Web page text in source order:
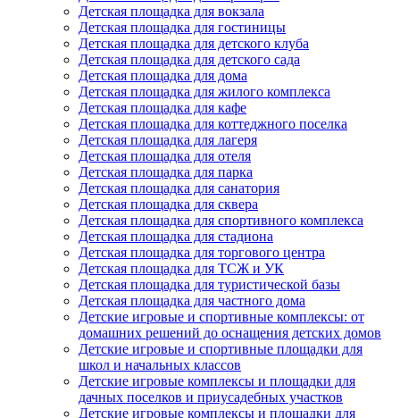
Детская площадка для вокзала
Детская площадка для гостиницы
Детская площадка для детского клуба
Детская площадка для детского сада
Детская площадка для дома
Детская площадка для жилого комплекса
Детская площадка для кафе
Детская площадка для коттеджного поселка
Детская площадка для лагеря
Детская площадка для отеля
Детская площадка для парка
Детская площадка для санатория
Детская площадка для сквера
Детская площадка для спортивного комплекса
Детская площадка для стадиона
Детская площадка для торгового центра
Детская площадка для ТСЖ и УК
Детская площадка для туристической базы
Детская площадка для частного дома
Детские игровые и спортивные комплексы: от
домашних решений до оснащения детских домов
Детские игровые и спортивные площадки для
школ и начальных классов
Детские игровые комплексы и площадки для
дачных поселков и приусадебных участков
Детские игровые комплексы и площадки для